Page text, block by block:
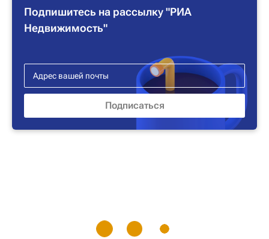
Подпишитесь на рассылку "РИА
Недвижимость"